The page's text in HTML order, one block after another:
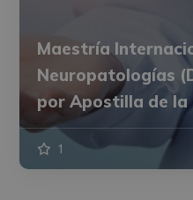
Maestría
Neuropatologías
por Apostilla de la
1